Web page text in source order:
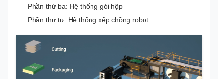
Phần thứ ba: Hệ thống gói hộp
Phần thứ tư: Hệ thống xếp chồng robot